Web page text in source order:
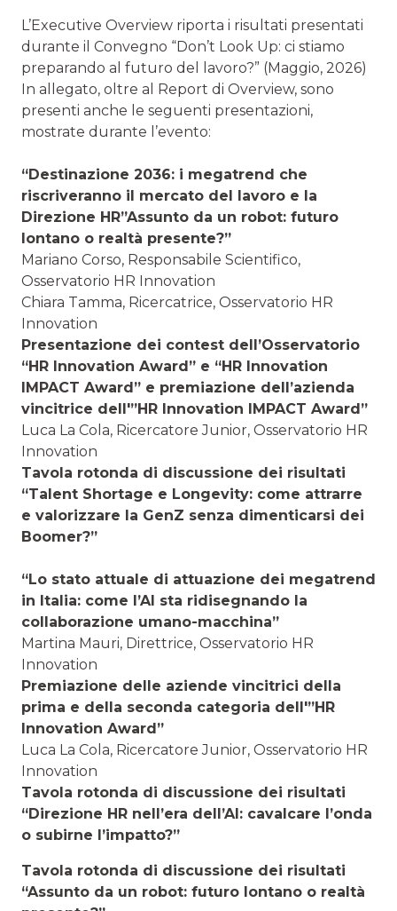
L’Executive Overview riporta i risultati presentati
durante il Convegno “Don’t Look Up: ci stiamo
preparando al futuro del lavoro?” (Maggio, 2026)
In allegato, oltre al Report di Overview, sono
presenti anche le seguenti presentazioni,
mostrate durante l’evento:
“Destinazione 2036: i megatrend che
riscriveranno il mercato del lavoro e la
Direzione HR”Assunto da un robot: futuro
lontano o realtà presente?”
Mariano Corso, Responsabile Scientifico,
Osservatorio HR Innovation
Chiara Tamma, Ricercatrice, Osservatorio HR
Innovation
Presentazione dei contest dell’Osservatorio
“HR Innovation Award” e “HR Innovation
IMPACT Award” e premiazione dell’azienda
vincitrice dell'”HR Innovation IMPACT Award”
Luca La Cola, Ricercatore Junior, Osservatorio HR
Innovation
Tavola rotonda di discussione dei risultati
“Talent Shortage e Longevity: come attrarre
e valorizzare la GenZ senza dimenticarsi dei
Boomer?”
“Lo stato attuale di attuazione dei megatrend
in Italia: come l’AI sta ridisegnando la
collaborazione umano-macchina”
Martina Mauri, Direttrice, Osservatorio HR
Innovation
Premiazione delle aziende vincitrici della
prima e della seconda categoria dell'”HR
Innovation Award”
Luca La Cola, Ricercatore Junior, Osservatorio HR
Innovation
Tavola rotonda di discussione dei risultati
“Direzione HR nell’era dell’AI: cavalcare l’onda
o subirne l’impatto?”
Tavola rotonda di discussione dei risultati
“Assunto da un robot: futuro lontano o realtà